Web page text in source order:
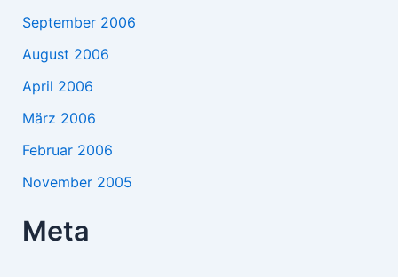
September 2006
August 2006
April 2006
März 2006
Februar 2006
November 2005
Meta